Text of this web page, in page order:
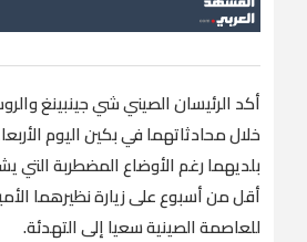
أكد الرئيسان الصيني شي جينبينغ
خلال محادثاتهما في بكين اليوم
بلديهما رغم الأوضاع المضطربة التي
أقل من أسبوع على زيارة نظيرهما
للعاصمة الصينية سعيا إلى التهدئة.